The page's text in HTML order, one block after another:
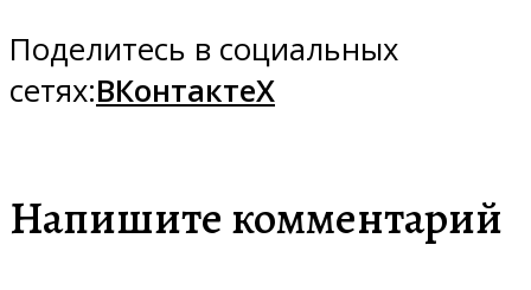
Поделитесь в социальных
сетях:ВКонтактеX
Напишите комментарий